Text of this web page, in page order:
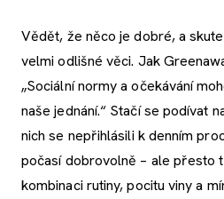
Vědět, že něco je dobré, a
velmi odlišné věci. Jak
„Sociální normy a očekávání
naše jednání.“ Stačí se podívat
nich se nepřihlásili k denním
počasí dobrovolně – ale přesto
kombinaci rutiny, pocitu viny a